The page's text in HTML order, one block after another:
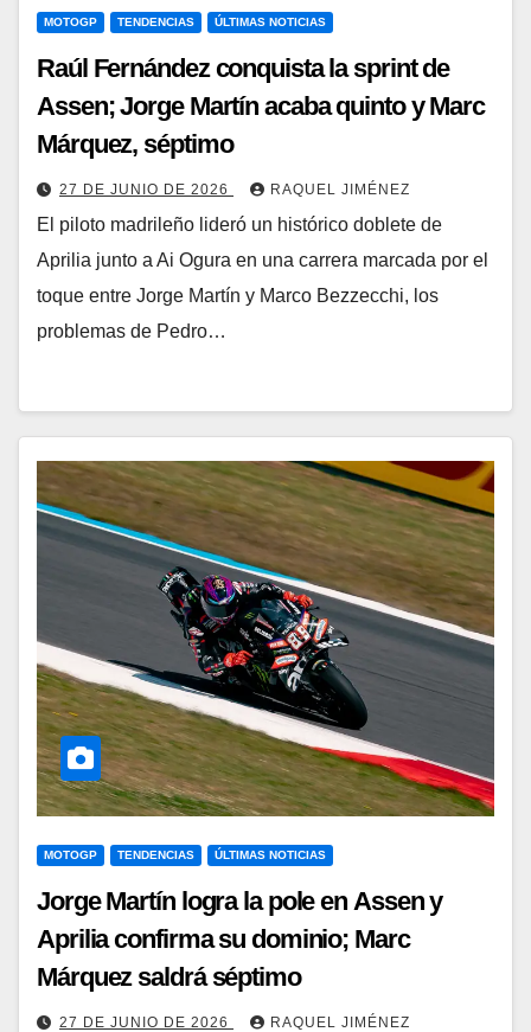
MOTOGP TENDENCIAS ÚLTIMAS NOTICIAS
Raúl Fernández conquista la sprint de
Assen; Jorge Martín acaba quinto y Marc
Márquez, séptimo
27 DE JUNIO DE 2026 RAQUEL JIMÉNEZ
El piloto madrileño lideró un histórico doblete de
Aprilia junto a Ai Ogura en una carrera marcada por el
toque entre Jorge Martín y Marco Bezzecchi, los
problemas de Pedro…
MOTOGP TENDENCIAS ÚLTIMAS NOTICIAS
Jorge Martín logra la pole en Assen y
Aprilia confirma su dominio; Marc
Márquez saldrá séptimo
27 DE JUNIO DE 2026 RAQUEL JIMÉNEZ